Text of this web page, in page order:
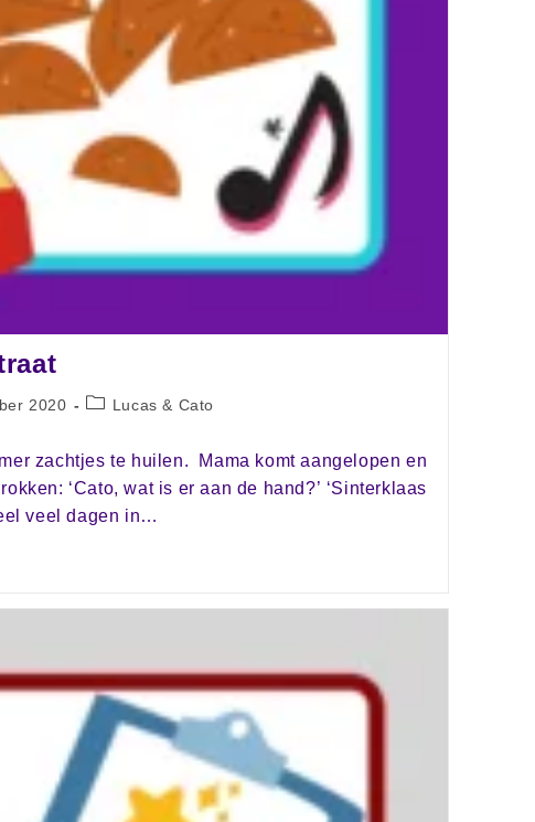
2020 Lucas & Cato
zachtjes te huilen. Mama komt aangelopen en
‘Cato, wat is er aan de hand?’ ‘Sinterklaas
veel dagen in…